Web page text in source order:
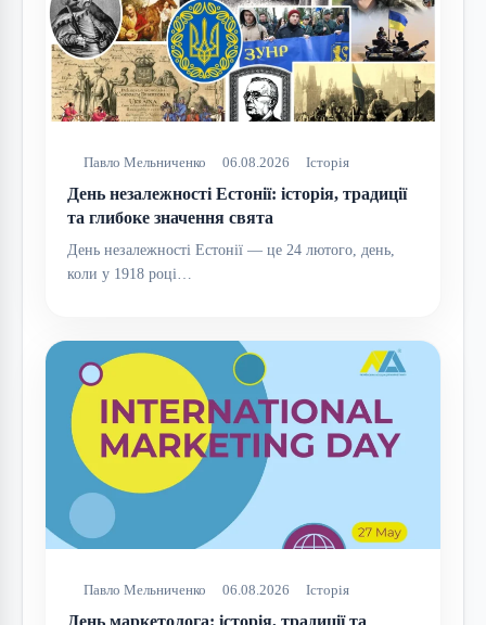
Павло Мельниченко 06.08.2026 Історія
День незалежності Естонії: історія, традиції
та глибоке значення свята
День незалежності Естонії — це 24 лютого, день,
коли у 1918 році…
Павло Мельниченко 06.08.2026 Історія